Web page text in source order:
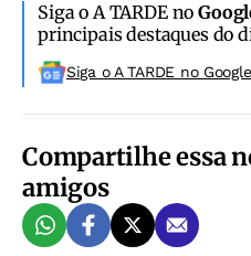
Siga o A TARDE no
principais destaques do
Siga o A TARDE no
Compartilhe essa
amigos